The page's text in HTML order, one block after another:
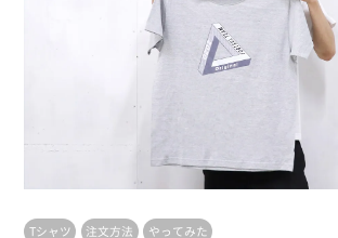
Tシャツ 注文方法 やってみた